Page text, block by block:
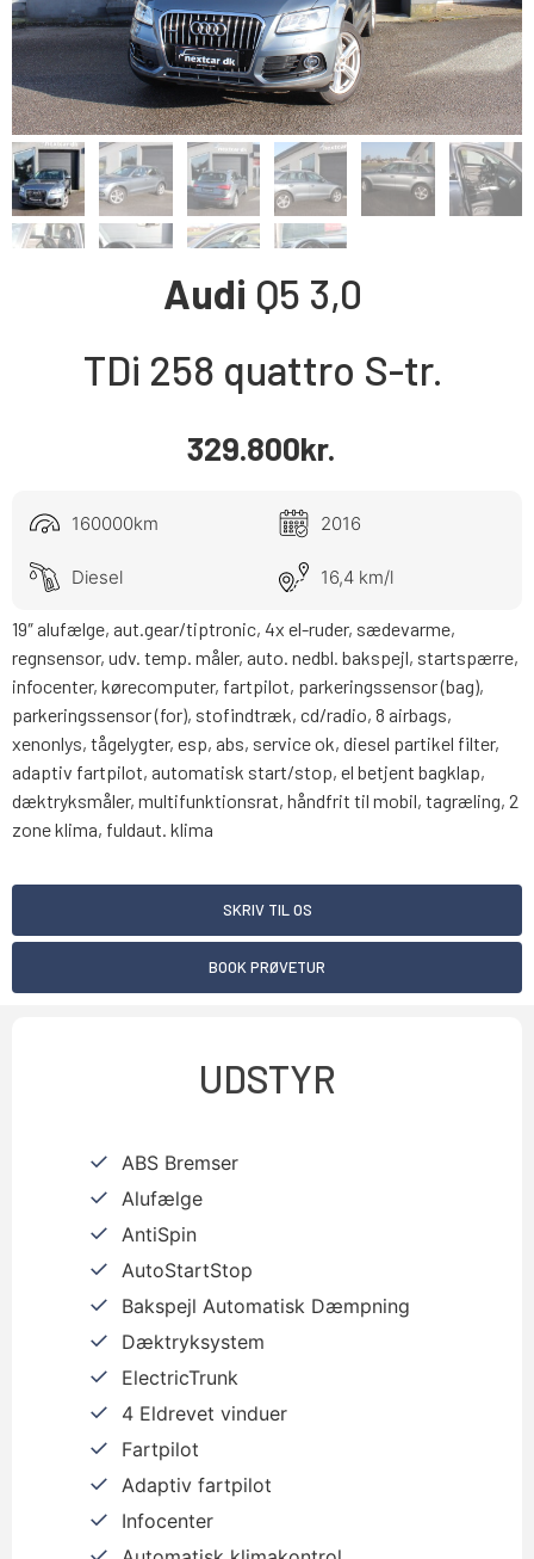
Audi Q5 3,0
TDi 258 quattro S-tr.
329.800kr.
160000km 2016
Diesel 16,4 km/l
19″ alufælge, aut.gear/tiptronic, 4x el-ruder, sædevarme,
regnsensor, udv. temp. måler, auto. nedbl. bakspejl, startspærre,
infocenter, kørecomputer, fartpilot, parkeringssensor (bag),
parkeringssensor (for), stofindtræk, cd/radio, 8 airbags,
xenonlys, tågelygter, esp, abs, service ok, diesel partikel filter,
adaptiv fartpilot, automatisk start/stop, el betjent bagklap,
dæktryksmåler, multifunktionsrat, håndfrit til mobil, tagræling, 2
zone klima, fuldaut. klima
SKRIV TIL OS
BOOK PRØVETUR
UDSTYR
ABS Bremser
Alufælge
AntiSpin
AutoStartStop
Bakspejl Automatisk Dæmpning
Dæktryksystem
ElectricTrunk
4 Eldrevet vinduer
Fartpilot
Adaptiv fartpilot
Infocenter